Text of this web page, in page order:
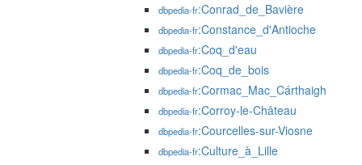
dbpedia-fr:Conrad_de_Bavière
dbpedia-fr:Constance_d'Antioche
dbpedia-fr:Coq_d'eau
dbpedia-fr:Coq_de_bois
dbpedia-fr:Cormac_Mac_Cárthaigh
dbpedia-fr:Corroy-le-Château
dbpedia-fr:Courcelles-sur-Viosne
dbpedia-fr:Culture_à_Lille